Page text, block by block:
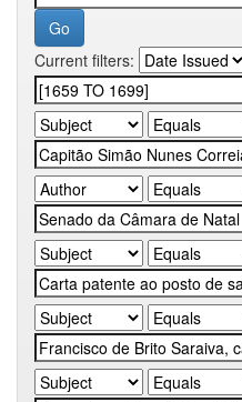
Current filters: